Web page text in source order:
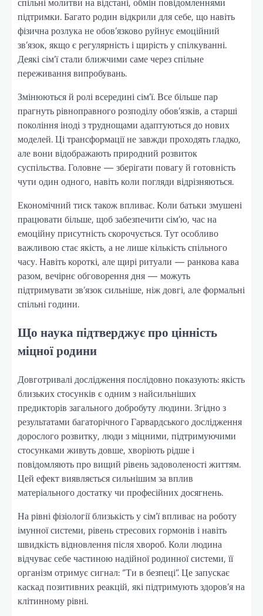
підтримки. Багато родин відкрили для себе, що навіть
фізична розлука не обов’язково руйнує емоційний
зв’язок, якщо є регулярність і щирість у спілкуванні.
Деякі сім’ї стали ближчими саме через спільне
переживання випробувань.
Змінюються й ролі всередині сім’ї. Все більше пар
прагнуть рівноправного розподілу обов’язків, а старші
покоління іноді з труднощами адаптуються до нових
моделей. Ці трансформації не завжди проходять гладко,
але вони відображають природний розвиток
суспільства. Головне — зберігати повагу й готовність
чути один одного, навіть коли погляди відрізняються.
Економічний тиск також впливає. Коли батьки змушені
працювати більше, щоб забезпечити сім’ю, час на
емоційну присутність скорочується. Тут особливо
важливою стає якість, а не лише кількість спільного
часу. Навіть короткі, але щирі ритуали — ранкова кава
разом, вечірнє обговорення дня — можуть
підтримувати зв’язок сильніше, ніж довгі, але формальні
спільні години.
Що наука підтверджує про цінність
міцної родини
Довготривалі дослідження послідовно показують: якість
близьких стосунків є одним з найсильніших
предикторів загального добробуту людини. Згідно з
результатами багаторічного Гарвардського дослідження
дорослого розвитку, люди з міцними, підтримуючими
стосунками живуть довше, хворіють рідше і
повідомляють про вищий рівень задоволеності життям.
Цей ефект виявляється сильнішим за вплив
матеріального достатку чи професійних досягнень.
На рівні фізіології близькість у сім’ї впливає на роботу
імунної системи, рівень стресових гормонів і навіть
швидкість відновлення після хвороб. Коли людина
відчуває себе частиною надійної родинної системи, її
організм отримує сигнал: “Ти в безпеці”. Це запускає
каскад позитивних реакцій, які підтримують здоров’я на
клітинному рівні.